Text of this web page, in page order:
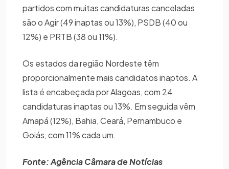
partidos com muitas candidaturas canceladas
são o Agir (49 inaptas ou 13%), PSDB (40 ou
12%) e PRTB (38 ou 11%).
Os estados da região Nordeste têm
proporcionalmente mais candidatos inaptos. A
lista é encabeçada por Alagoas, com 24
candidaturas inaptas ou 13%. Em seguida vêm
Amapá (12%), Bahia, Ceará, Pernambuco e
Goiás, com 11% cada um.
Fonte: Agência Câmara de Notícias